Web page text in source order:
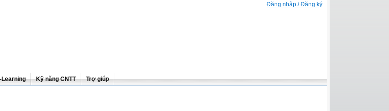
Đăng nhập / Đăng ký
Learning Kỹ năng CNTT Trợ giúp